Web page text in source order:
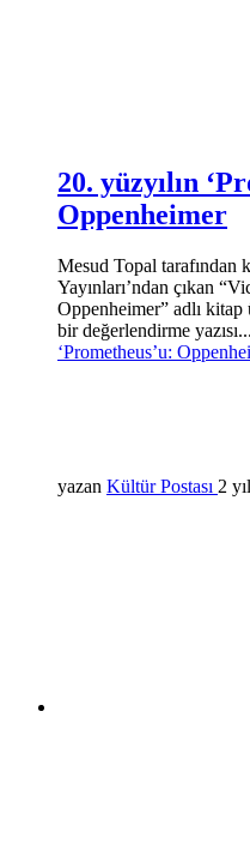
20. yüzyılın
Oppenheimer
Mesud Topal tarafından
Yayınları’ndan çıkan
Oppenheimer” adlı kitap
bir değerlendirme
‘Prometheus’u:
yazan Kültür Postası 2